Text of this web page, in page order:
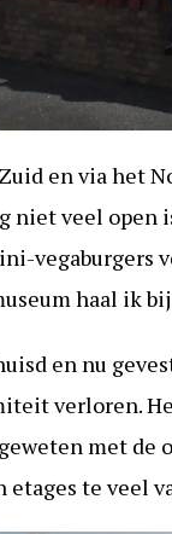
en via het
niet veel open
vegaburgers
haal ik bij
en nu
verloren.
met de
te veel